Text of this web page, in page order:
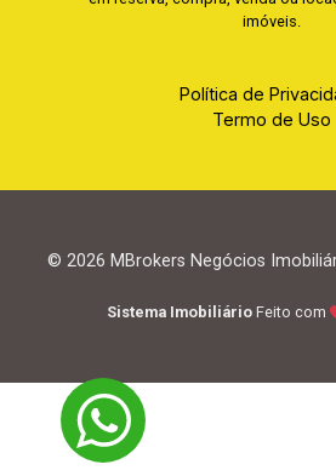
imóveis.
Política de
Termo de Uso
© 2026 MBrokers Negócios
Sistema Imobiliário Feito com